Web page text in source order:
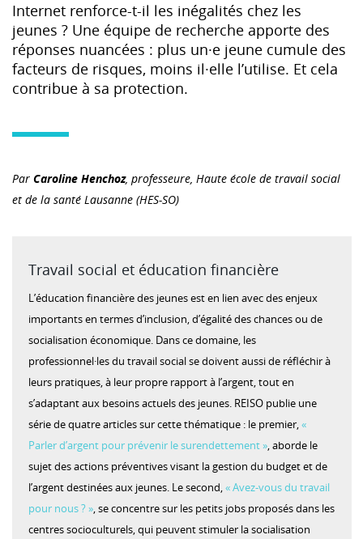
Internet renforce-t-il les inégalités chez les
jeunes ? Une équipe de recherche apporte des
réponses nuancées : plus un·e jeune cumule des
facteurs de risques, moins il·elle l’utilise. Et cela
contribue à sa protection.
Par Caroline Henchoz, professeure, Haute école de travail social
et de la santé Lausanne (HES-SO)
Travail social et éducation financière
L’éducation financière des jeunes est en lien avec des enjeux
importants en termes d’inclusion, d’égalité des chances ou de
socialisation économique. Dans ce domaine, les
professionnel·les du travail social se doivent aussi de réfléchir à
leurs pratiques, à leur propre rapport à l’argent, tout en
s’adaptant aux besoins actuels des jeunes. REISO publie une
série de quatre articles sur cette thématique : le premier,«
Parler d’argent pour prévenir le surendettement », aborde le
sujet des actions préventives visant la gestion du budget et de
l’argent destinées aux jeunes. Le second,« Avez-vous du travail
pour nous ? », se concentre sur les petits jobs proposés dans les
centres socioculturels, qui peuvent stimuler la socialisation